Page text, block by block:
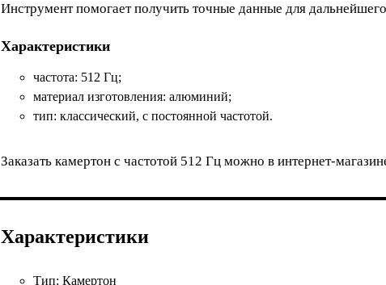
Инструмент помогает получить точные данные для
Характеристики
частота: 512 Гц;
материал изготовления: алюминий;
тип: классический, с постоянной частотой.
Заказать камертон с частотой 512 Гц можно в интернет-
Характеристики
Тип:Камертон